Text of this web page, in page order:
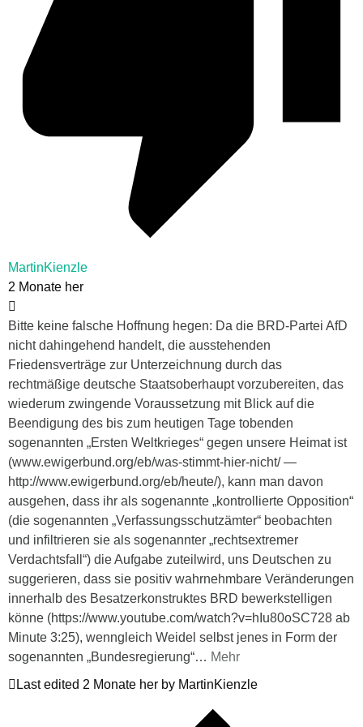
MartinKienzle
2 Monate her
Bitte keine falsche Hoffnung hegen: Da die BRD-Partei AfD
nicht dahingehend handelt, die ausstehenden
Friedensverträge zur Unterzeichnung durch das
rechtmäßige deutsche Staatsoberhaupt vorzubereiten, das
wiederum zwingende Voraussetzung mit Blick auf die
Beendigung des bis zum heutigen Tage tobenden
sogenannten „Ersten Weltkrieges“ gegen unsere Heimat ist
(www.ewigerbund.org/eb/was-stimmt-hier-nicht/ —
http://www.ewigerbund.org/eb/heute/), kann man davon
ausgehen, dass ihr als sogenannte „kontrollierte Opposition“
(die sogenannten „Verfassungsschutzämter“ beobachten
und infiltrieren sie als sogenannter „rechtsextremer
Verdachtsfall“) die Aufgabe zuteilwird, uns Deutschen zu
suggerieren, dass sie positiv wahrnehmbare Veränderungen
innerhalb des Besatzerkonstruktes BRD bewerkstelligen
könne (https://www.youtube.com/watch?v=hIu80oSC728 ab
Minute 3:25), wenngleich Weidel selbst jenes in Form der
sogenannten „Bundesregierung“… Mehr
Last edited 2 Monate her by MartinKienzle